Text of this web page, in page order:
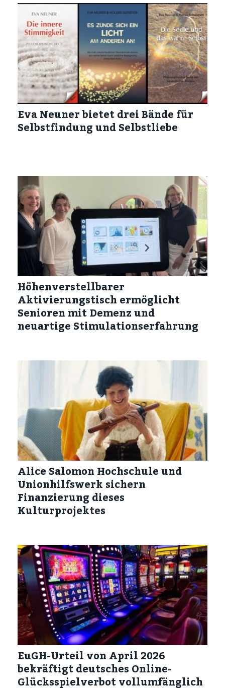
Eva Neuner bietet drei Bände für
Selbstfindung und Selbstliebe
Höhenverstellbarer
Aktivierungstisch ermöglicht
Senioren mit Demenz und
neuartige Stimulationserfahrung
Alice Salomon Hochschule und
Unionhilfswerk sichern
Finanzierung dieses
Kulturprojektes
EuGH-Urteil von April 2026
bekräftigt deutsches Online-
Glücksspielverbot vollumfänglich